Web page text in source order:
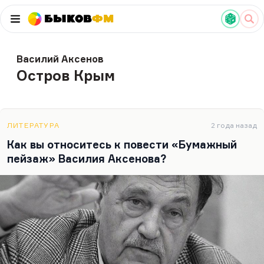
БыковФМ
Василий Аксенов
Остров Крым
ЛИТЕРАТУРА 2 года назад
Как вы относитесь к повести «Бумажный
пейзаж» Василия Аксенова?